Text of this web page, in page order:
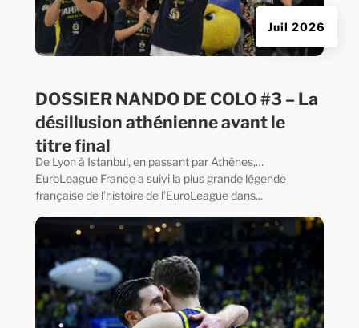
DOSSIER NANDO DE COLO #3 – La
désillusion athénienne avant le
titre final
Juil 2026
De Lyon à Istanbul, en passant par Athènes,…
EuroLeague France a suivi la plus grande légende
française de l’histoire de l’EuroLeague dans...